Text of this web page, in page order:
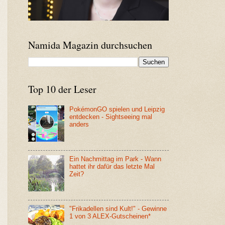
Namida Magazin durchsuchen
Top 10 der Leser
PokémonGO spielen und Leipzig
entdecken - Sightseeing mal
anders
Ein Nachmittag im Park - Wann
hattet ihr dafür das letzte Mal
Zeit?
"Frikadellen sind Kult!" - Gewinne
1 von 3 ALEX-Gutscheinen*